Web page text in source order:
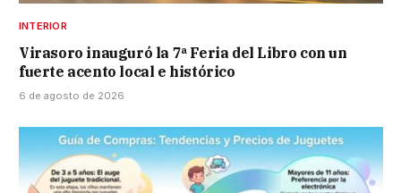
INTERIOR
Virasoro inauguró la 7ª Feria del Libro con un
fuerte acento local e histórico
6 de agosto de 2026